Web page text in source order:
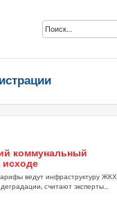
коммунальный
исходе
ведут инфраструктуру ЖКХ
считают эксперты...